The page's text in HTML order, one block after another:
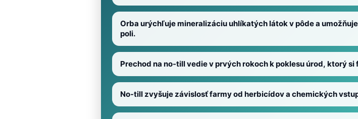
Orba urýchľuje mineralizáciu uhlíkatých látok v pôde a
poli.
Prechod na no-till vedie v prvých rokoch k poklesu úrod, ktorý
No-till zvyšuje závislosť farmy od herbicídov a chemických